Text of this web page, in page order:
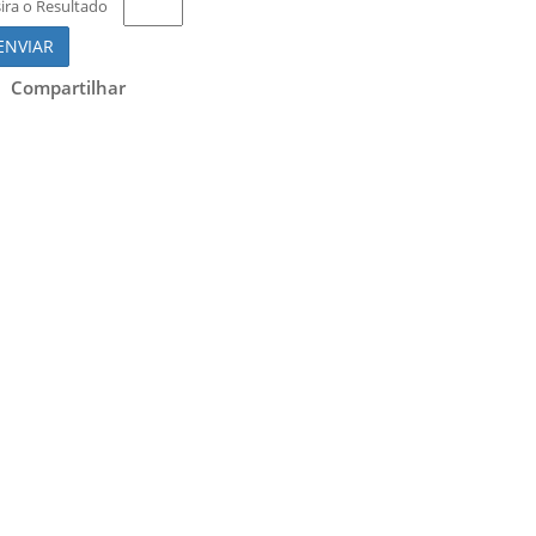
o Resultado
Compartilhar